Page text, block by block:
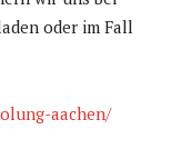
oder im Fall
aachen/